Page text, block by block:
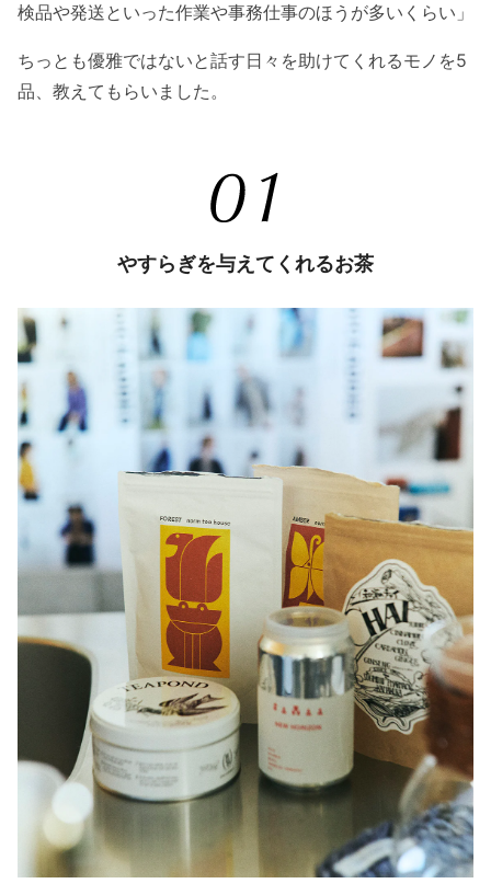
検品や発送といった作業や事務仕事のほうが多いくらい」
ちっとも優雅ではないと話す日々を助けてくれるモノを5
品、教えてもらいました。
やすらぎを与えてくれるお茶